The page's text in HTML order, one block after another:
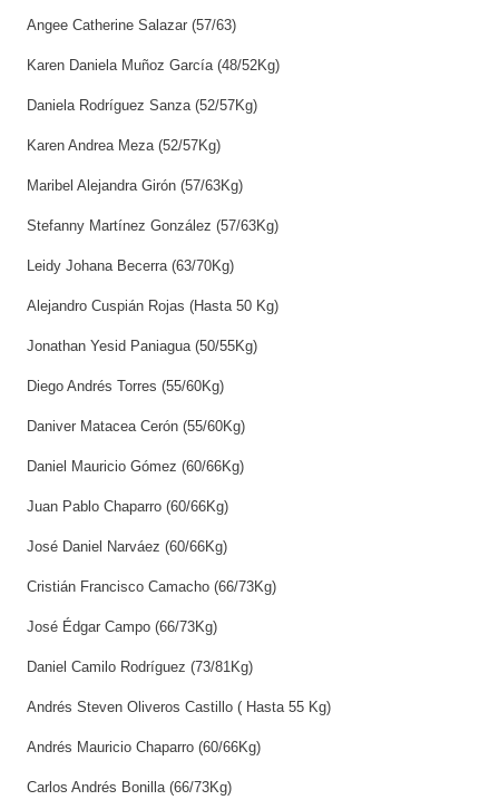
Angee Catherine Salazar (57/63)
Karen Daniela Muñoz García (48/52Kg)
Daniela Rodríguez Sanza (52/57Kg)
Karen Andrea Meza (52/57Kg)
Maribel Alejandra Girón (57/63Kg)
Stefanny Martínez González (57/63Kg)
Leidy Johana Becerra (63/70Kg)
Alejandro Cuspián Rojas (Hasta 50 Kg)
Jonathan Yesid Paniagua (50/55Kg)
Diego Andrés Torres (55/60Kg)
Daniver Matacea Cerón (55/60Kg)
Daniel Mauricio Gómez (60/66Kg)
Juan Pablo Chaparro (60/66Kg)
José Daniel Narváez (60/66Kg)
Cristián Francisco Camacho (66/73Kg)
José Édgar Campo (66/73Kg)
Daniel Camilo Rodríguez (73/81Kg)
Andrés Steven Oliveros Castillo ( Hasta 55 Kg)
Andrés Mauricio Chaparro (60/66Kg)
Carlos Andrés Bonilla (66/73Kg)